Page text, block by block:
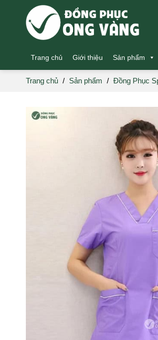
Trang chủ Giới thiệu Sản phẩm
Trang chủ / Sản phẩm / Đồng Phục